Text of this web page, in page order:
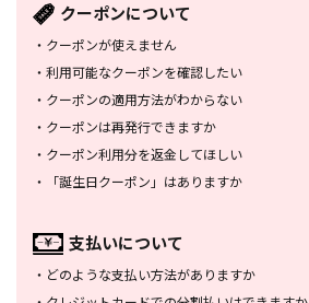
クーポンについて
・ クーポンが使えません
・ 利用可能なクーポンを確認したい
・ クーポンの適用方法がわからない
・ クーポンは再発行できますか
・ クーポン利用分を返金してほしい
・
「誕生日クーポン」はありますか
支払いについて
・ どのような支払い方法がありますか